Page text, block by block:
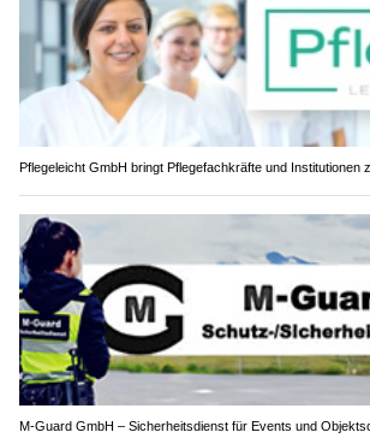
Pflegeleicht GmbH bringt Pflegefachkräfte und Institutionen
M-Guard GmbH – Sicherheitsdienst für Events und